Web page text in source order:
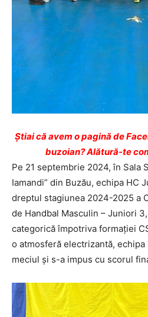
Ştiai că avem o pagină de
buzoian? Alătură-te
Pe 21 septembrie 2024, în Sala
Iamandi” din Buzău, echipa HC
dreptul stagiunea 2024-2025 a
de Handbal Masculin – Juniori
categorică împotriva formației
o atmosferă electrizantă, echipa
meciul și s-a impus cu scorul